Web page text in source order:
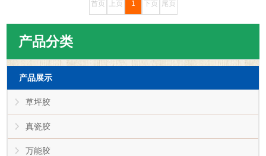
首页 上页 1 下页 尾页
产品分类
产品展示
草坪胶
真瓷胶
万能胶